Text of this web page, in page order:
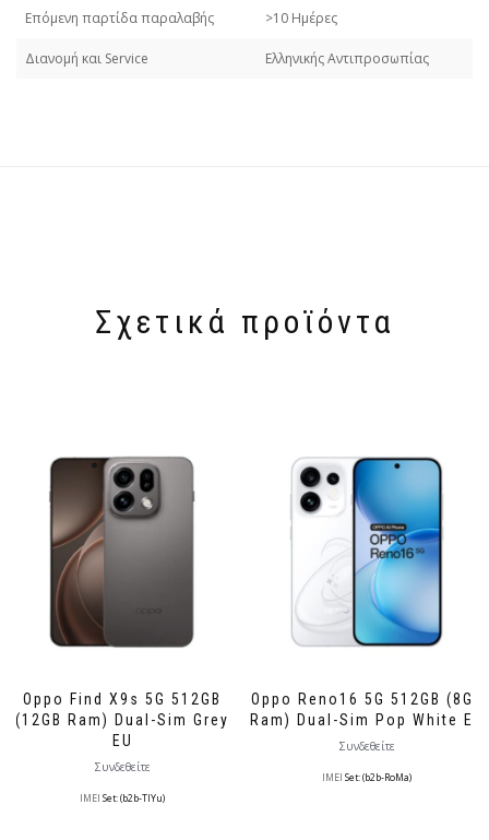
Επόμενη παρτίδα παραλαβής >10 Ημέρες
Διανομή και Service Ελληνικής Αντιπροσωπίας
Σχετικά προϊόντα
Oppo Find X9s 5G 512GB
(12GB Ram) Dual-Sim Grey
EU
Συνδεθείτε
IMEI Set: (b2b-TlYu)
Oppo Reno16 5G 512GB (8GB
Ram) Dual-Sim Pop White EU
Συνδεθείτε
IMEI Set: (b2b-RoMa)